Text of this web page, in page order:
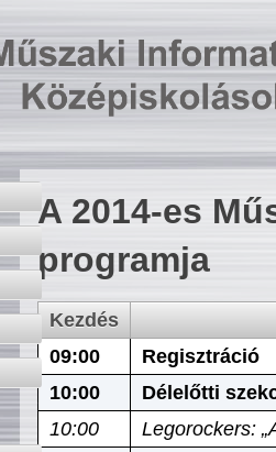
A 2014-es
programja
Kezdés
09:00
Regisztráció
10:00
Délelőtti
10:00
Legorockers: